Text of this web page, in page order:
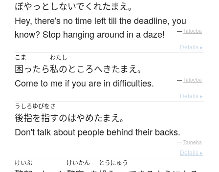
ぼやっと しないでくれたまえ。
Hey, there's no time left till the deadline, you
know? Stop hanging around in a daze!
— Tatoeba
Details ▸
こま
困ったら
わたし
私のところへきたまえ。
Come to me if you are in difficulties. — Tatoeba
Details ▸
うしろゆびをさ
後指を指すのはやめたまえ。
Don't talk about people behind their backs.
— Tatoeba
Details ▸
けいぶ
けいかん とうにゅう